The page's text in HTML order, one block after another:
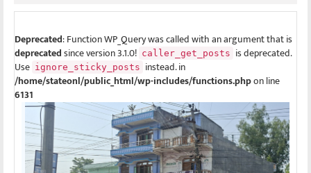
Deprecated: Function WP_Query was called with an argument that is
deprecatedsince version 3.1.0! caller_get_posts is deprecated.
Use ignore_sticky_posts instead. in
/home/stateonl/public_html/wp-includes/functions.phpon line
6131